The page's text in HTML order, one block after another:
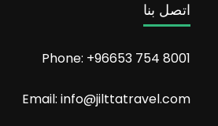
اتصل بنا
Phone: +96653 754 8001
Email: info@jilttatravel.com